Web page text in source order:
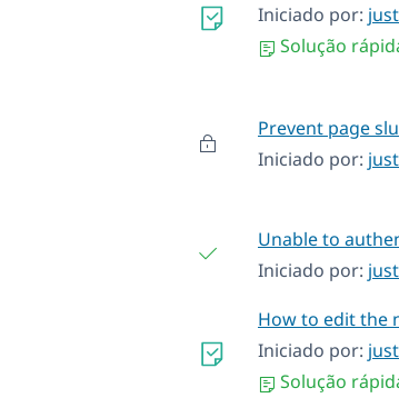
Iniciado por:
Solução
Prevent page
Iniciado por:
Unable to
Iniciado por:
How to edit the
Iniciado por:
Solução